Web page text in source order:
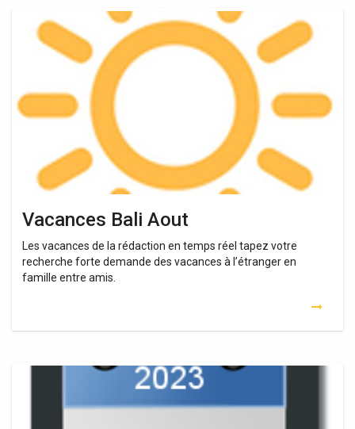
Vacances Bali Aout
Les vacances de la rédaction en temps réel tapez votre
recherche forte demande des vacances à l’étranger en
famille entre amis.
Partir